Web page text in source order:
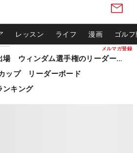
メルマガ登録
レッスン ライフ 漫画 ゴル
松山英樹ら出場 ウィンダム選手権のリーダーボード
ップ リーダーボード
ンキング